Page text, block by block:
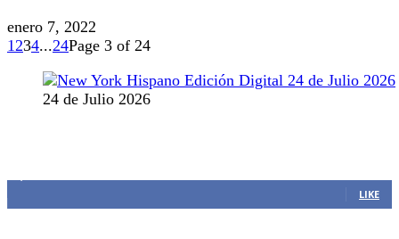
enero 7, 2022
1234...24Page 3 of 24
24 de Julio 2026
LIKE